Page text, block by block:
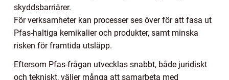
skyddsbarriärer.
För verksamheter kan processer ses över för att fasa ut
Pfas-haltiga kemikalier och produkter, samt minska
risken för framtida utsläpp.
Eftersom Pfas-frågan utvecklas snabbt, både juridiskt
och tekniskt, väljer många att samarbeta med